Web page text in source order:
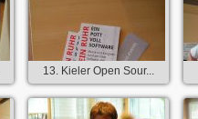
13. Kieler Open Sour...